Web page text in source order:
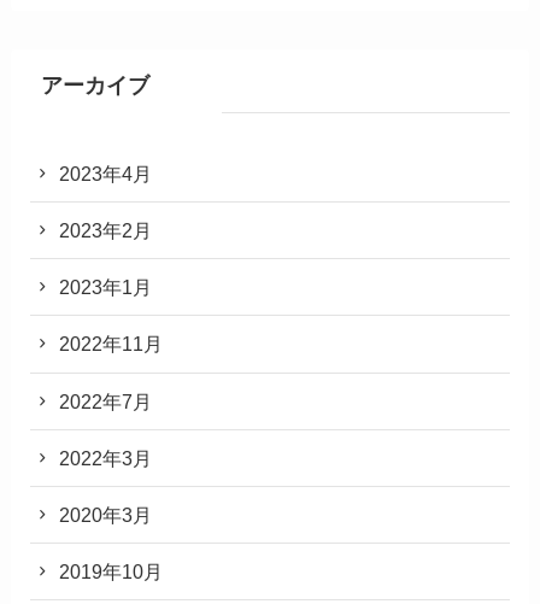
アーカイブ
2023年4月
2023年2月
2023年1月
2022年11月
2022年7月
2022年3月
2020年3月
2019年10月